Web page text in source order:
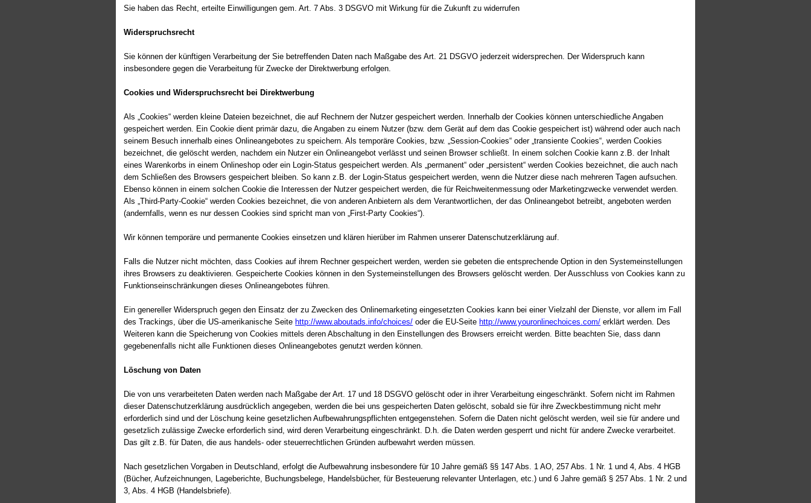
Sie haben das Recht, erteilte Einwilligungen gem. Art. 7 Abs. 3 DSGVO mit Wirkung für die Zukunft zu widerrufen
Widerspruchsrecht
Sie können der künftigen Verarbeitung der Sie betreffenden Daten nach Maßgabe des Art. 21 DSGVO jederzeit widersprechen. Der Widerspruch kann
insbesondere gegen die Verarbeitung für Zwecke der Direktwerbung erfolgen.
Cookies und Widerspruchsrecht bei Direktwerbung
Als „Cookies“ werden kleine Dateien bezeichnet, die auf Rechnern der Nutzer gespeichert werden. Innerhalb der Cookies können unterschiedliche Angaben
gespeichert werden. Ein Cookie dient primär dazu, die Angaben zu einem Nutzer (bzw. dem Gerät auf dem das Cookie gespeichert ist) während oder auch nach
seinem Besuch innerhalb eines Onlineangebotes zu speichern. Als temporäre Cookies, bzw. „Session-Cookies“ oder „transiente Cookies“, werden Cookies
bezeichnet, die gelöscht werden, nachdem ein Nutzer ein Onlineangebot verlässt und seinen Browser schließt. In einem solchen Cookie kann z.B. der Inhalt
eines Warenkorbs in einem Onlineshop oder ein Login-Status gespeichert werden. Als „permanent“ oder „persistent“ werden Cookies bezeichnet, die auch nach
dem Schließen des Browsers gespeichert bleiben. So kann z.B. der Login-Status gespeichert werden, wenn die Nutzer diese nach mehreren Tagen aufsuchen.
Ebenso können in einem solchen Cookie die Interessen der Nutzer gespeichert werden, die für Reichweitenmessung oder Marketingzwecke verwendet werden.
Als „Third-Party-Cookie“ werden Cookies bezeichnet, die von anderen Anbietern als dem Verantwortlichen, der das Onlineangebot betreibt, angeboten werden
(andernfalls, wenn es nur dessen Cookies sind spricht man von „First-Party Cookies“).
Wir können temporäre und permanente Cookies einsetzen und klären hierüber im Rahmen unserer Datenschutzerklärung auf.
Falls die Nutzer nicht möchten, dass Cookies auf ihrem Rechner gespeichert werden, werden sie gebeten die entsprechende Option in den Systemeinstellungen
ihres Browsers zu deaktivieren. Gespeicherte Cookies können in den Systemeinstellungen des Browsers gelöscht werden. Der Ausschluss von Cookies kann zu
Funktionseinschränkungen dieses Onlineangebotes führen.
Ein genereller Widerspruch gegen den Einsatz der zu Zwecken des Onlinemarketing eingesetzten Cookies kann bei einer Vielzahl der Dienste, vor allem im Fall
des Trackings, über die US-amerikanische Seite http://www.aboutads.info/choices/ oder die EU-Seite http://www.youronlinechoices.com/ erklärt werden. Des
Weiteren kann die Speicherung von Cookies mittels deren Abschaltung in den Einstellungen des Browsers erreicht werden. Bitte beachten Sie, dass dann
gegebenenfalls nicht alle Funktionen dieses Onlineangebotes genutzt werden können.
Löschung von Daten
Die von uns verarbeiteten Daten werden nach Maßgabe der Art. 17 und 18 DSGVO gelöscht oder in ihrer Verarbeitung eingeschränkt. Sofern nicht im Rahmen
dieser Datenschutzerklärung ausdrücklich angegeben, werden die bei uns gespeicherten Daten gelöscht, sobald sie für ihre Zweckbestimmung nicht mehr
erforderlich sind und der Löschung keine gesetzlichen Aufbewahrungspflichten entgegenstehen. Sofern die Daten nicht gelöscht werden, weil sie für andere und
gesetzlich zulässige Zwecke erforderlich sind, wird deren Verarbeitung eingeschränkt. D.h. die Daten werden gesperrt und nicht für andere Zwecke verarbeitet.
Das gilt z.B. für Daten, die aus handels- oder steuerrechtlichen Gründen aufbewahrt werden müssen.
Nach gesetzlichen Vorgaben in Deutschland, erfolgt die Aufbewahrung insbesondere für 10 Jahre gemäß §§ 147 Abs. 1 AO, 257 Abs. 1 Nr. 1 und 4, Abs. 4 HGB
(Bücher, Aufzeichnungen, Lageberichte, Buchungsbelege, Handelsbücher, für Besteuerung relevanter Unterlagen, etc.) und 6 Jahre gemäß § 257 Abs. 1 Nr. 2 und
3, Abs. 4 HGB (Handelsbriefe).